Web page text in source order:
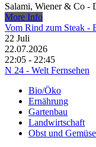
Salami, Wiener & Co -
More Info
Vom Rind zum Steak -
22 Juli
22.07.2026
22:05 - 22:45
N 24 - Welt Fernsehen
Bio/Öko
Ernährung
Gartenbau
Landwirtschaft
Obst und Gemüse